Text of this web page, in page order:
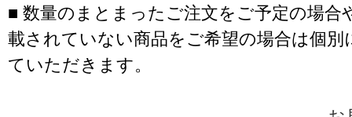
■ 数量のまとまったご注文をご予定の場合
載されていない商品をご希望の場合は個別
ていただきます。